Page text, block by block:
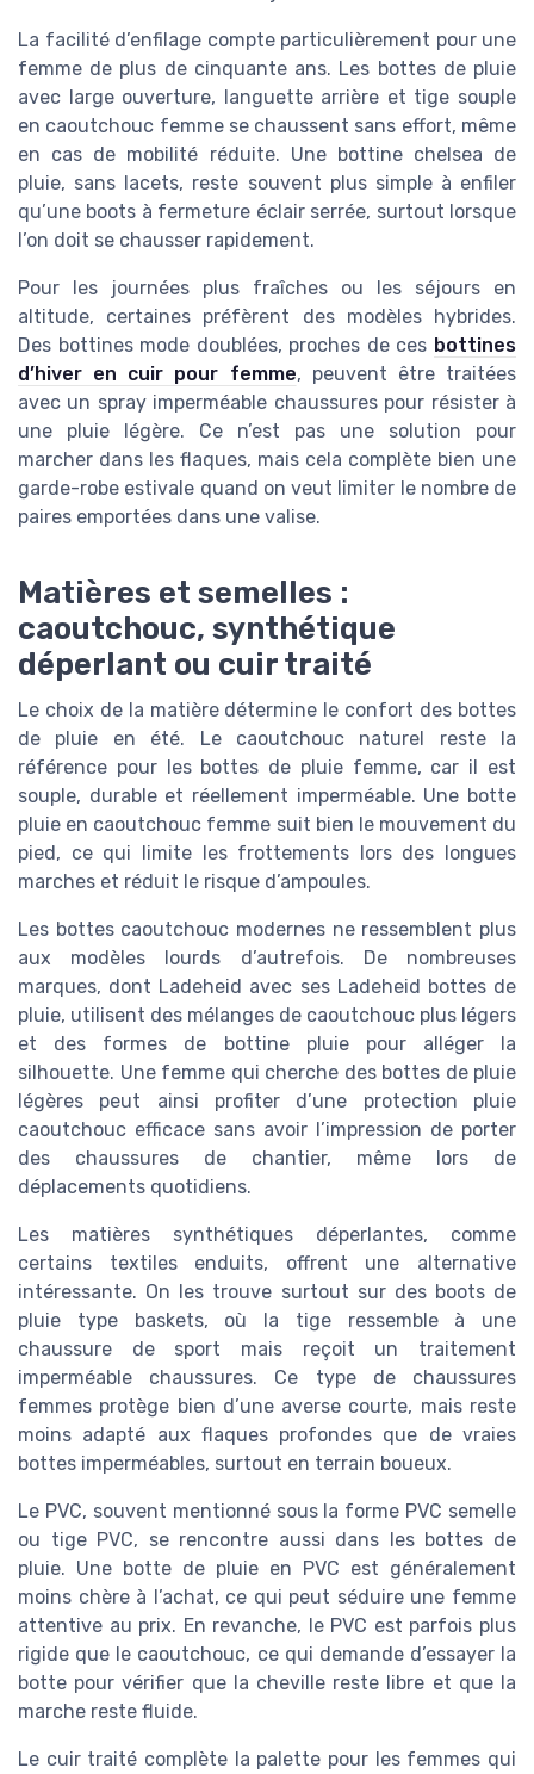
La facilité d’enfilage compte particulièrement pour une
femme de plus de cinquante ans. Les bottes de pluie
avec large ouverture, languette arrière et tige souple
en caoutchouc femme se chaussent sans effort, même
en cas de mobilité réduite. Une bottine chelsea de
pluie, sans lacets, reste souvent plus simple à enfiler
qu’une boots à fermeture éclair serrée, surtout lorsque
l’on doit se chausser rapidement.
Pour les journées plus fraîches ou les séjours en
altitude, certaines préfèrent des modèles hybrides.
Des bottines mode doublées, proches de ces bottines
d’hiver en cuir pour femme, peuvent être traitées
avec un spray imperméable chaussures pour résister à
une pluie légère. Ce n’est pas une solution pour
marcher dans les flaques, mais cela complète bien une
garde-robe estivale quand on veut limiter le nombre de
paires emportées dans une valise.
Matières et semelles :
caoutchouc, synthétique
déperlant ou cuir traité
Le choix de la matière détermine le confort des bottes
de pluie en été. Le caoutchouc naturel reste la
référence pour les bottes de pluie femme, car il est
souple, durable et réellement imperméable. Une botte
pluie en caoutchouc femme suit bien le mouvement du
pied, ce qui limite les frottements lors des longues
marches et réduit le risque d’ampoules.
Les bottes caoutchouc modernes ne ressemblent plus
aux modèles lourds d’autrefois. De nombreuses
marques, dont Ladeheid avec ses Ladeheid bottes de
pluie, utilisent des mélanges de caoutchouc plus légers
et des formes de bottine pluie pour alléger la
silhouette. Une femme qui cherche des bottes de pluie
légères peut ainsi profiter d’une protection pluie
caoutchouc efficace sans avoir l’impression de porter
des chaussures de chantier, même lors de
déplacements quotidiens.
Les matières synthétiques déperlantes, comme
certains textiles enduits, offrent une alternative
intéressante. On les trouve surtout sur des boots de
pluie type baskets, où la tige ressemble à une
chaussure de sport mais reçoit un traitement
imperméable chaussures. Ce type de chaussures
femmes protège bien d’une averse courte, mais reste
moins adapté aux flaques profondes que de vraies
bottes imperméables, surtout en terrain boueux.
Le PVC, souvent mentionné sous la forme PVC semelle
ou tige PVC, se rencontre aussi dans les bottes de
pluie. Une botte de pluie en PVC est généralement
moins chère à l’achat, ce qui peut séduire une femme
attentive au prix. En revanche, le PVC est parfois plus
rigide que le caoutchouc, ce qui demande d’essayer la
botte pour vérifier que la cheville reste libre et que la
marche reste fluide.
Le cuir traité complète la palette pour les femmes qui